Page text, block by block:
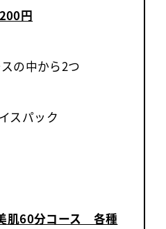
円
の中から2つ
スパック
肌60分コース 各種